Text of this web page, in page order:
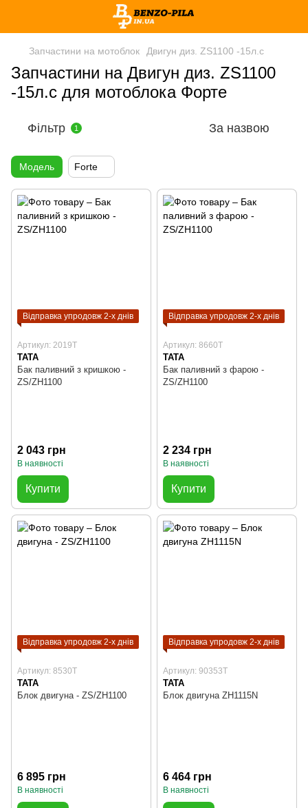
Запчастини на мотоблок Двигун диз. ZS1100 -15л.с
Запчастини на Двигун диз. ZS1100
-15л.с для мотоблока Форте
Фільтр 1 За назвою
Модель Forte
Відправка упродовж 2-х днів
Артикул: 2019T
TATA
Бак паливний з кришкою -
ZS/ZH1100
2 043 грн
В наявності
Купити
Відправка упродовж 2-х днів
Артикул: 8660T
TATA
Бак паливний з фарою -
ZS/ZH1100
2 234 грн
В наявності
Купити
Відправка упродовж 2-х днів
Артикул: 8530T
TATA
Блок двигуна - ZS/ZH1100
6 895 грн
В наявності
Відправка упродовж 2-х днів
Артикул: 90353T
TATA
Блок двигуна ZH1115N
6 464 грн
В наявності